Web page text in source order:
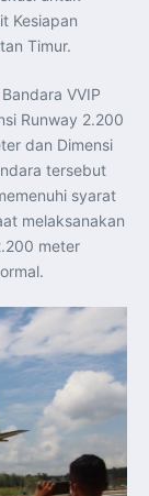
Perkuat
Ekonomi,
Kawasan lewat
Jaga
Makan Bergizi
Kesiapan
Timur.
VVIP
Runway 2.200
dan Dimensi
tersebut
syarat
melaksanakan
meter